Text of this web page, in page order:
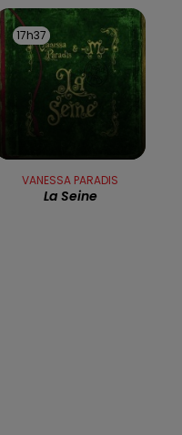
17h37
17h37
VANESSA PARADIS
La Seine